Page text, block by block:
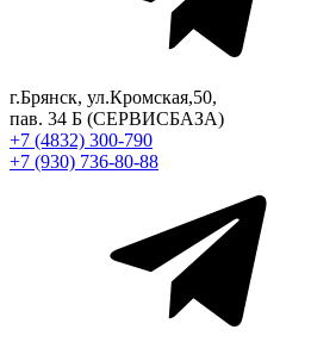
г.Брянск, ул.Кромская,50,
пав. 34 Б (СЕРВИСБАЗА)
+7 (4832) 300-790
+7 (930) 736-80-88